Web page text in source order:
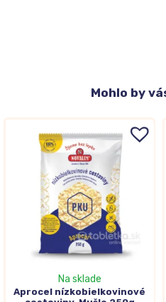
Mohlo by
Na sklade
Aprocel nízkobielkovinové